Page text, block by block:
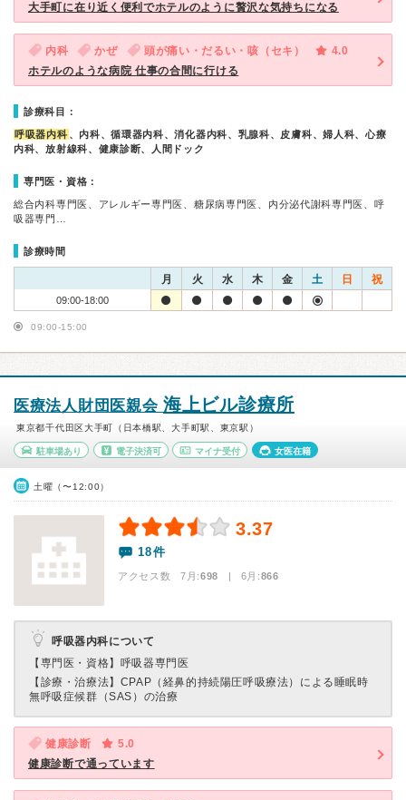
大手町に在り近く便利でホテルのように贅沢な気持ちになる
内科 かぜ 頭が痛い・だるい・咳（セキ）
4.0
ホテルのような病院 仕事の合間に行ける
診療科目：
呼吸器内科 、内科、循環器内科、消化器内科、乳腺科、皮膚科、婦人科、心療
内科、放射線科、健康診断、人間ドック
専門医・資格：
総合内科専門医、アレルギー専門医、糖尿病専門医、内分泌代謝科専門医、呼
吸器専門…
診療時間
月 火 水 木 金 土 日 祝
09:00-18:00
09:00-15:00
医療法人財団医親会 海上ビル診療所
東京都千代田区大手町（日本橋駅、大手町駅、東京駅）
駐車場あり 電子決済可 マイナ受付 女医在籍
土曜（〜12:00）
3.37
18件
アクセス数 7月:698 | 6月:866
呼吸器内科について
【専門医・資格】 呼吸器専門医
【診療・治療法】 CPAP（経鼻的持続陽圧呼吸療法）による睡眠時
無呼吸症候群（SAS）の治療
健康診断
5.0
健康診断で通っています